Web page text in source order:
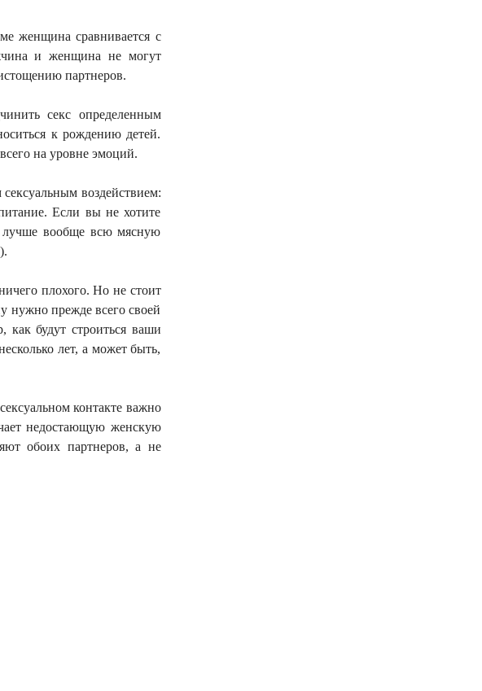
женщина сравнивается с
и женщина не могут
партнеров.
секс определенным
к рождению детей.
на уровне эмоций.
воздействием:
Если вы не хотите
лучше вообще всю мясную
плохого. Но не стоит
нужно прежде всего своей
как будут строиться ваши
лет, а может быть,
контакте важно
недостающую женскую
обоих партнеров, а не